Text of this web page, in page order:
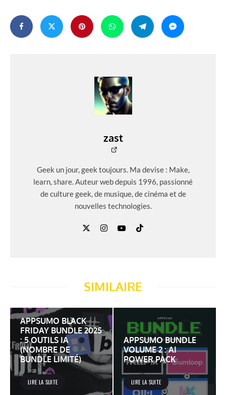
zast
Geek un jour, geek toujours. Ma devise : Make,
learn, share. Auteur web depuis 1996, passionné
de culture geek, de musique, de cinéma et de
nouvelles technologies.
SIMILAIRE
APPSUMO BLACK
FRIDAY BUNDLE 2025
: 5 OUTILS IA
(NOMBRE DE
BUNDLE LIMITÉ)
LIRE LA SUITE
APPSUMO BUNDLE
VOLUME 2 : AI
POWER PACK
LIRE LA SUITE